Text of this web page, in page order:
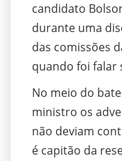
candidato
durante uma
das comissões
quando foi falar
No meio do
ministro os
não deviam
é capitão da